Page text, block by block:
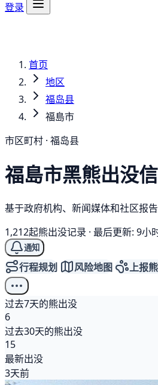
登录
首页
地区
福岛县
福島市
市区町村 · 福岛县
福島市黑熊出没
基于政府机构、新闻媒体和社区报
1,212起熊出没记录 · 最后更新: 9小
通知
行程规划 风险地图 上报
过去7天的熊出没
6
过去30天的熊出没
15
最新出没
3天前